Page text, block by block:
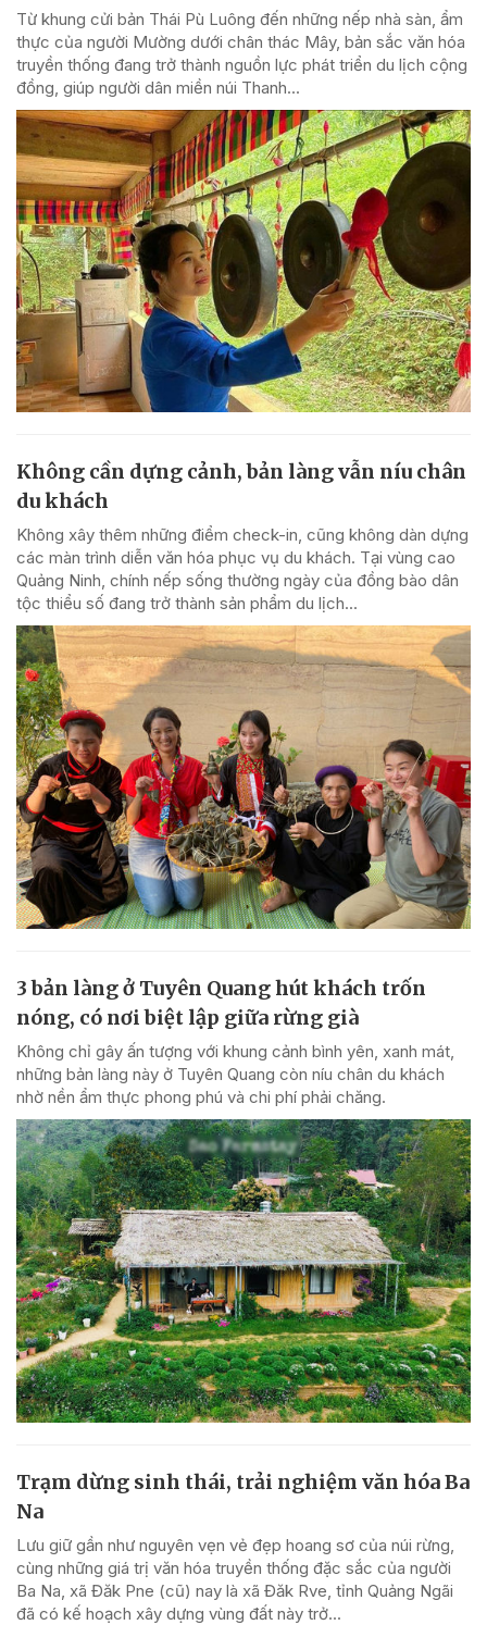
Từ khung cửi bản Thái Pù Luông đến những nếp nhà sàn, ẩm
thực của người Mường dưới chân thác Mây, bản sắc văn hóa
truyền thống đang trở thành nguồn lực phát triển du lịch cộng
đồng, giúp người dân miền núi Thanh...
Không cần dựng cảnh, bản làng vẫn níu chân
du khách
Không xây thêm những điểm check-in, cũng không dàn dựng
các màn trình diễn văn hóa phục vụ du khách. Tại vùng cao
Quảng Ninh, chính nếp sống thường ngày của đồng bào dân
tộc thiểu số đang trở thành sản phẩm du lịch...
3 bản làng ở Tuyên Quang hút khách trốn
nóng, có nơi biệt lập giữa rừng già
Không chỉ gây ấn tượng với khung cảnh bình yên, xanh mát,
những bản làng này ở Tuyên Quang còn níu chân du khách
nhờ nền ẩm thực phong phú và chi phí phải chăng.
Trạm dừng sinh thái, trải nghiệm văn hóa Ba
Na
Lưu giữ gần như nguyên vẹn vẻ đẹp hoang sơ của núi rừng,
cùng những giá trị văn hóa truyền thống đặc sắc của người
Ba Na, xã Đăk Pne (cũ) nay là xã Đăk Rve, tỉnh Quảng Ngãi
đã có kế hoạch xây dựng vùng đất này trở...